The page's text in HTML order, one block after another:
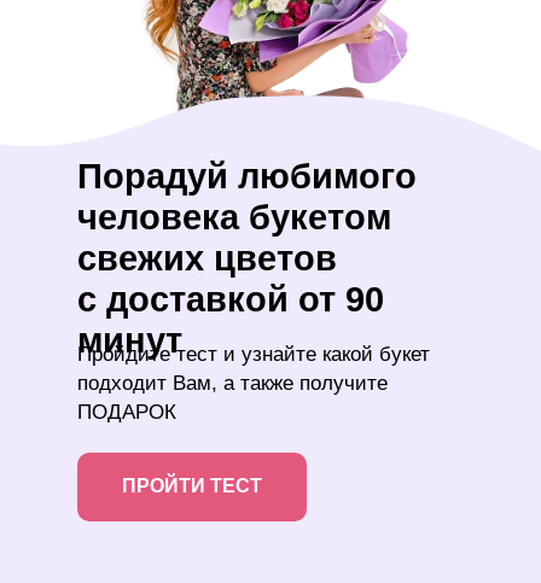
Порадуй любимого
человека букетом
свежих цветов
c доставкой от 90
минут
Пройдите тест и узнайте какой букет
подходит Вам, а также получите
ПОДАРОК
ПРОЙТИ ТЕСТ